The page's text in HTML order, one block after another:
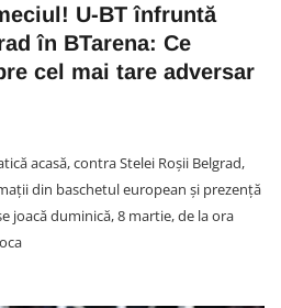
U-BT înfruntă
în BTarena: Ce
cel mai tare adversar
acasă, contra Stelei Roșii Belgrad,
din baschetul european și prezență
joacă duminică, 8 martie, de la ora